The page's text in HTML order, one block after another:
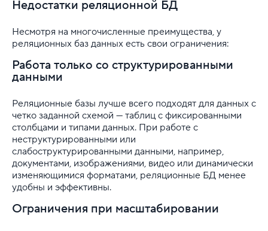
Недостатки реляционной БД
Несмотря на многочисленные преимущества, у
реляционных баз данных есть свои ограничения:
Работа только со структурированными
данными
Реляционные базы лучше всего подходят для данных с
четко заданной схемой — таблиц с фиксированными
столбцами и типами данных. При работе с
неструктурированными или
слабоструктурированными данными, например,
документами, изображениями, видео или динамически
изменяющимися форматами, реляционные БД менее
удобны и эффективны.
Ограничения при масштабировании